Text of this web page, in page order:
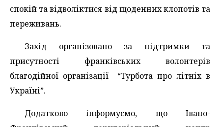
спокій та відволіктися від щоденних клопотів та
переживань.
Захід організовано за підтримки та
присутності франківських волонтерів
благодійної організації “Турбота про літніх в
Україні”.
Додатково інформуємо, що Івано-